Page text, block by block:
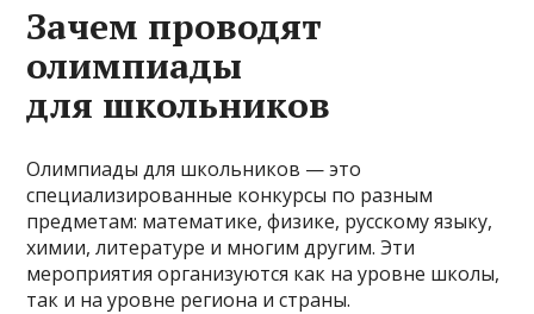
Зачем проводят
олимпиады
для школьников
Олимпиады для школьников — это
специализированные конкурсы по разным
предметам: математике, физике, русскому языку,
химии, литературе и многим другим. Эти
мероприятия организуются как на уровне школы,
так и на уровне региона и страны.